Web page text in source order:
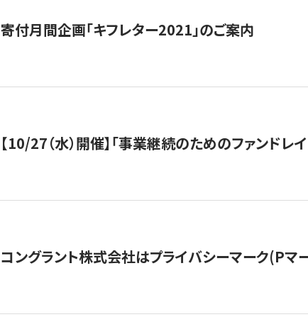
寄付月間企画「キフレター2021」のご案内
【10/27（水）開催】「事業継続のためのファンドレ
コングラント株式会社はプライバシーマーク(Pマ